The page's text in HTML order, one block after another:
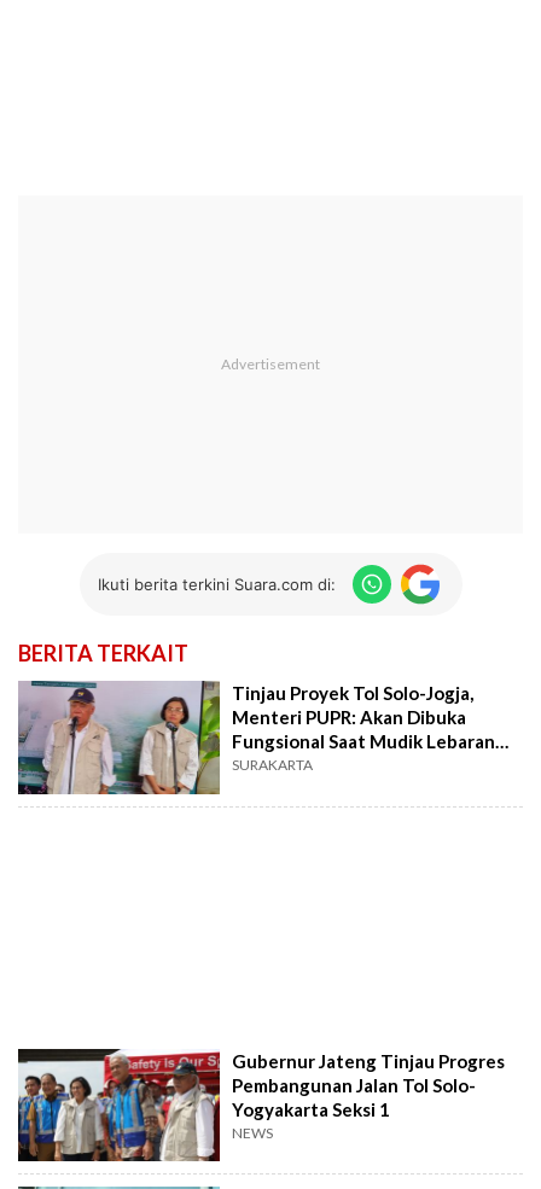
Ikuti berita terkini Suara.com di:
BERITA TERKAIT
Tinjau Proyek Tol Solo-Jogja,
Menteri PUPR: Akan Dibuka
Fungsional Saat Mudik Lebaran
2023
SURAKARTA
Gubernur Jateng Tinjau Progres
Pembangunan Jalan Tol Solo-
Yogyakarta Seksi 1
NEWS